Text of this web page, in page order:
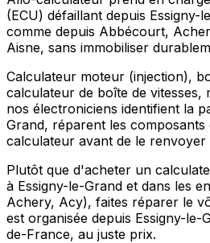
(ECU) défaillant depuis Essigny-
comme depuis Abbécourt,
Aisne, sans immobiliser
Calculateur moteur (injection),
calculateur de boîte de vitesses,
nos électroniciens identifient la
Grand, réparent les composants
calculateur avant de le renvoyer
Plutôt que d'acheter un
à Essigny-le-Grand et dans les
Achery, Acy), faites réparer le
est organisée depuis Essigny-
de-France, au juste prix.